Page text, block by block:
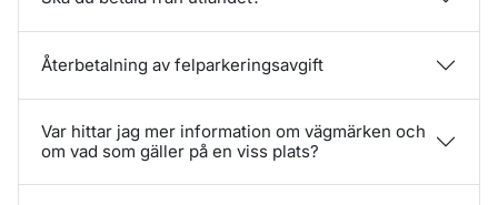
Återbetalning av felparkeringsavgift
Var hittar jag mer information om vägmärken och
om vad som gäller på en viss plats?